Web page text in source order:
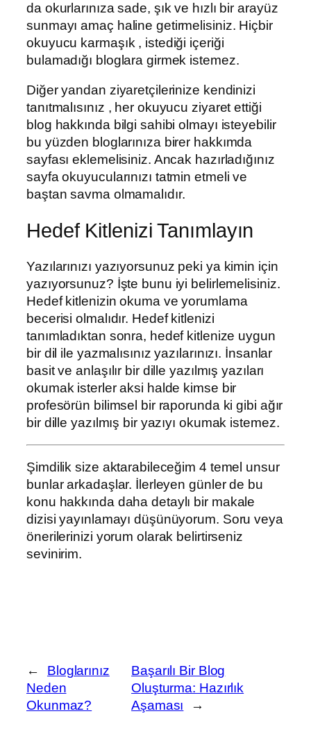
da okurlarınıza sade, şık ve hızlı bir arayüz
sunmayı amaç haline getirmelisiniz. Hiçbir
okuyucu karmaşık , istediği içeriği
bulamadığı bloglara girmek istemez.
Diğer yandan ziyaretçilerinize kendinizi
tanıtmalısınız , her okuyucu ziyaret ettiği
blog hakkında bilgi sahibi olmayı isteyebilir
bu yüzden bloglarınıza birer hakkımda
sayfası eklemelisiniz. Ancak hazırladığınız
sayfa okuyucularınızı tatmin etmeli ve
baştan savma olmamalıdır.
Hedef Kitlenizi Tanımlayın
Yazılarınızı yazıyorsunuz peki ya kimin için
yazıyorsunuz? İşte bunu iyi belirlemelisiniz.
Hedef kitlenizin okuma ve yorumlama
becerisi olmalıdır. Hedef kitlenizi
tanımladıktan sonra, hedef kitlenize uygun
bir dil ile yazmalısınız yazılarınızı. İnsanlar
basit ve anlaşılır bir dille yazılmış yazıları
okumak isterler aksi halde kimse bir
profesörün bilimsel bir raporunda ki gibi ağır
bir dille yazılmış bir yazıyı okumak istemez.
Şimdilik size aktarabileceğim 4 temel unsur
bunlar arkadaşlar. İlerleyen günler de bu
konu hakkında daha detaylı bir makale
dizisi yayınlamayı düşünüyorum. Soru veya
önerilerinizi yorum olarak belirtirseniz
sevinirim.
←
Bloglarınız
Neden
Okunmaz?
Başarılı Bir Blog
Oluşturma: Hazırlık
Aşaması
→